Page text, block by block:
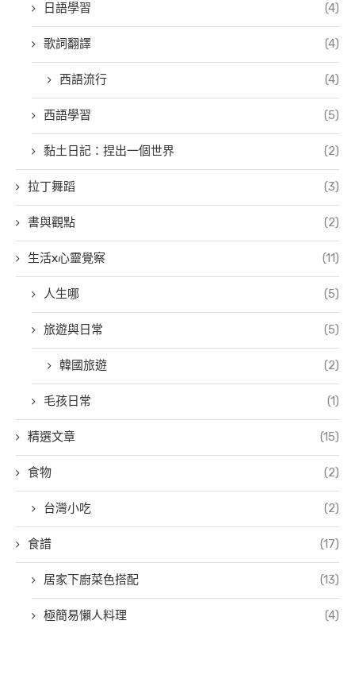
日語學習 (4)
歌詞翻譯 (4)
西語流行 (4)
西語學習 (5)
黏土日記：捏出一個世界 (2)
拉丁舞蹈 (3)
書與觀點 (2)
生活x心靈覺察 (11)
人生哪 (5)
旅遊與日常 (5)
韓國旅遊 (2)
毛孩日常 (1)
精選文章 (15)
食物 (2)
台灣小吃 (2)
食譜 (17)
居家下廚菜色搭配 (13)
極簡易懶人料理 (4)